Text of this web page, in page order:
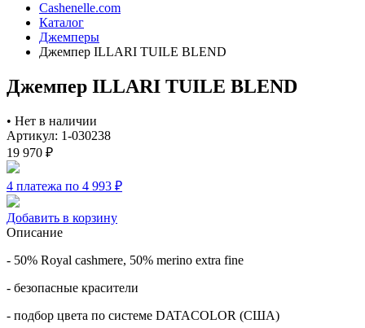
Cashenelle.com
Каталог
Джемперы
Джемпер ILLARI TUILE BLEND
Джемпер ILLARI TUILE BLEND
• Нет в наличии
Артикул: 1-030238
19 970 ₽
4 платежа по 4 993 ₽
Добавить в корзину
Описание
- 50% Royal cashmere, 50% merino extra fine
- безопасные красители
- подбор цвета по системе DATACOLOR (США)